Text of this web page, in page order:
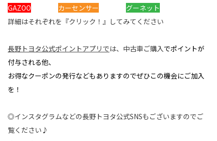
GAZOO
カーセンサー
グーネット
詳細はそれぞれを『クリック！』してみてください
長野トヨタ公式ポイントアプリ では、 中古車ご購入でポイントが
付与される他、
お得なクーポンの発行などもありますのでぜひこの機会にご加入
を！
◎インスタグラムなどの長野トヨタ公式SNSもございますのでご
覧ください♪